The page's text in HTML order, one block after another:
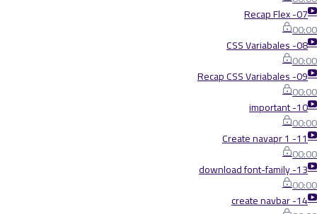
07- Recap Flex
00:00
08- CSS Variabales
00:00
09- Recap CSS Variabales
00:00
10- important
00:00
11- Create navapr 1
00:00
13- download font-family
00:00
14- create navbar